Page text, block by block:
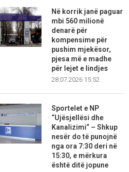
Në korrik janë paguar
mbi 560 milionë
denarë për
kompensime për
pushim mjekësor,
pjesa më e madhe
për lejet e lindjes
28.07.2026 15:52
Sportelet e NP
“Ujësjellësi dhe
Kanalizimi” – Shkup
nesër do të punojnë
nga ora 7:30 deri në
15:30, e mërkura
është ditë jopune